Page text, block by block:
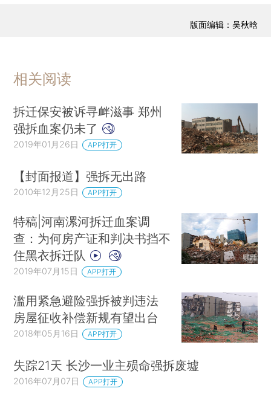
版面编辑：吴秋晗
相关阅读
拆迁保安被诉寻衅滋事 郑州
强拆血案仍未了
2019年01月26日 APP打开
【封面报道】强拆无出路
2010年12月25日 APP打开
特稿|河南漯河拆迁血案调
查：为何房产证和判决书挡不
住黑衣拆迁队
2019年07月15日 APP打开
滥用紧急避险强拆被判违法
房屋征收补偿新规有望出台
2018年05月16日 APP打开
失踪21天 长沙一业主殒命强拆废墟
2016年07月07日 APP打开